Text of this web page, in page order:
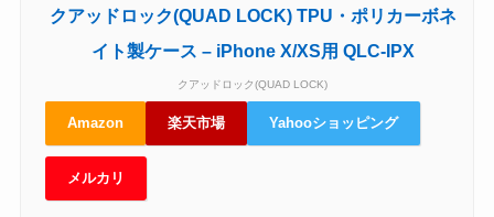
クアッドロック(QUAD LOCK) TPU・ポリカーボネ
イト製ケース – iPhone X/XS用 QLC-IPX
クアッドロック(QUAD LOCK)
Amazon 楽天市場 Yahooショッピング
メルカリ